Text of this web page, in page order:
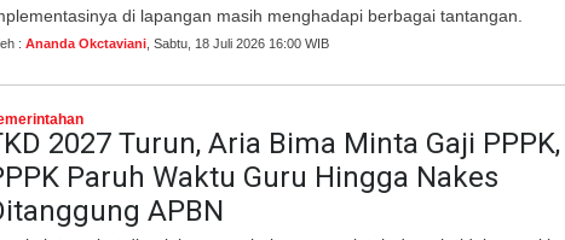
di lapangan masih menghadapi berbagai tantangan.
: Ananda Okctaviani , Sabtu, 18 Juli 2026 16:00 WIB
2027 Turun, Aria Bima Minta Gaji PPPK,
Paruh Waktu Guru Hingga Nakes
APBN